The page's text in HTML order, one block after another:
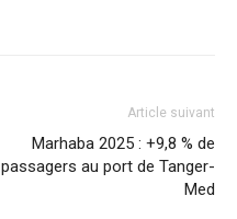
Article suivant
Marhaba 2025 : +9,8 % de
passagers au port de Tanger-
Med